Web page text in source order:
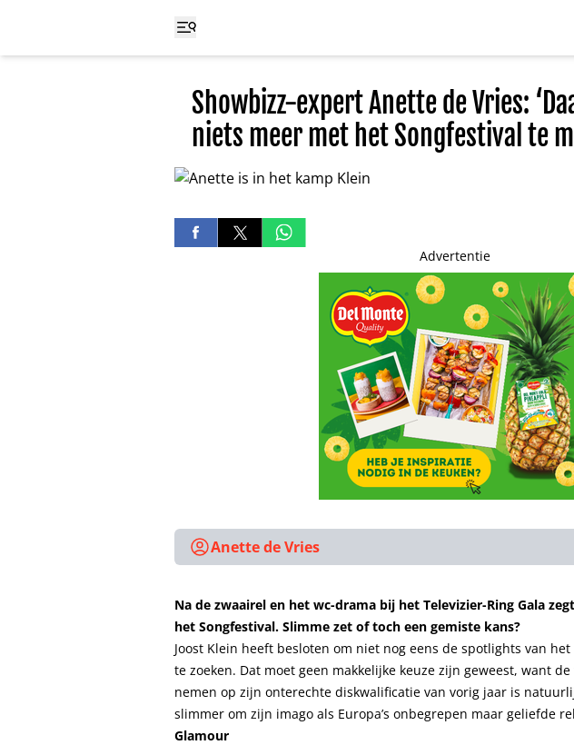
Showbizz-expert Anette de Vries:
niets meer met het Songfestival te
Advertentie
Anette de Vries
Na de zwaairel en het wc-drama bij het Televizier-Ring Gala
het Songfestival. Slimme zet of toch een gemiste kans?
Joost Klein heeft besloten om niet nog eens de spotlights van
te zoeken. Dat moet geen makkelijke keuze zijn geweest, want
nemen op zijn onterechte diskwalificatie van vorig jaar is
slimmer om zijn imago als Europa’s onbegrepen maar geliefde
Glamour